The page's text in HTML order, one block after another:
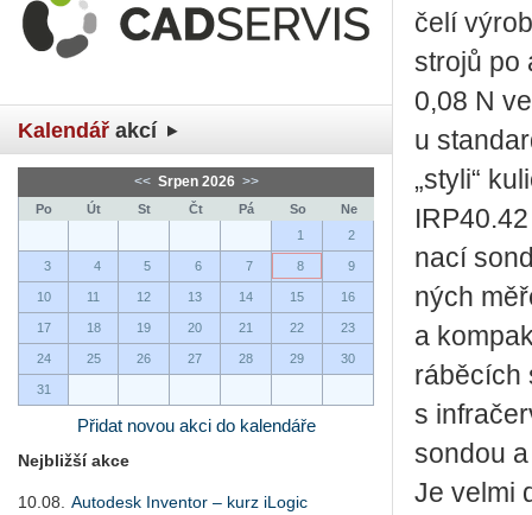
Kalendář akcí
<< Srpen 2026 >>
Po Út St Čt Pá So
Ne
1
2
3 4 5 6 7 8 9
10 11 12 13 14 15 16
17 18 19 20 21 22 23
24 25 26 27 28 29 30
31
Přidat novou akci do kalendáře
Nejbližší akce
10.08.
Autodesk Inventor – kurz iLogic
čelí
stro­jů po
0,08 N
u
„styli“
na­cí
ných
a
rá­bě­cích
s
son­dou
Je velmi